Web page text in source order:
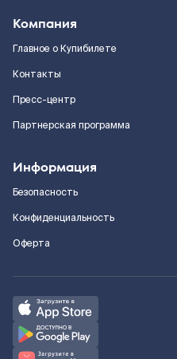
Компания
Главное о Купибилете
Контакты
Пресс-центр
Партнерская программа
Информация
Безопасность
Конфиденциальность
Оферта